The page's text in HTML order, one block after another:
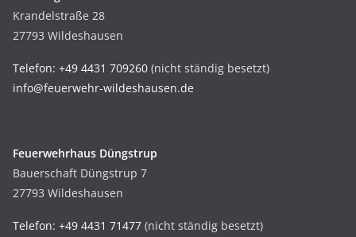
Krandelstraße 28
27793 Wildeshausen
Telefon: +49 4431 709260 (nicht ständig besetzt)
info@feuerwehr-wildeshausen.de
Feuerwehrhaus Düngstrup
Bauerschaft Düngstrup 7
27793 Wildeshausen
Telefon: +49 4431 71477 (nicht ständig besetzt)